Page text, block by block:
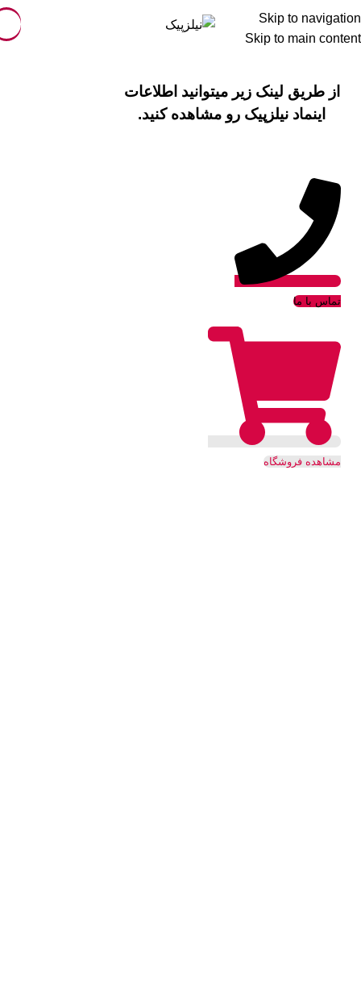
Skip to navigation
Skip to main content
از طریق لینک زیر میتوانید اطلاعات
اینماد نیلزپیک رو مشاهده کنید.
تماس با ما
مشاهده فروشگاه